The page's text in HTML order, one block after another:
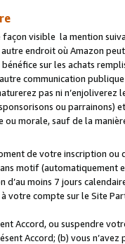
visible la mention
endroit où Amazon
sur les achats
communication
pas ni
ou parrainons)
morale, sauf de la
de votre inscription
motif (automatiquement
d’au moins 7 jours
votre compte sur le Site
Accord, ou suspendre
Accord; (b) vous